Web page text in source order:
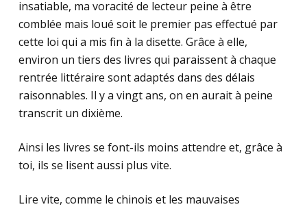
insatiable, ma voracité de lecteur peine à être
comblée mais loué soit le premier pas effectué par
cette loi qui a mis fin à la disette. Grâce à elle,
environ un tiers des livres qui paraissent à chaque
rentrée littéraire sont adaptés dans des délais
raisonnables. Il y a vingt ans, on en aurait à peine
transcrit un dixième.
Ainsi les livres se font-ils moins attendre et, grâce à
toi, ils se lisent aussi plus vite.
Lire vite, comme le chinois et les mauvaises